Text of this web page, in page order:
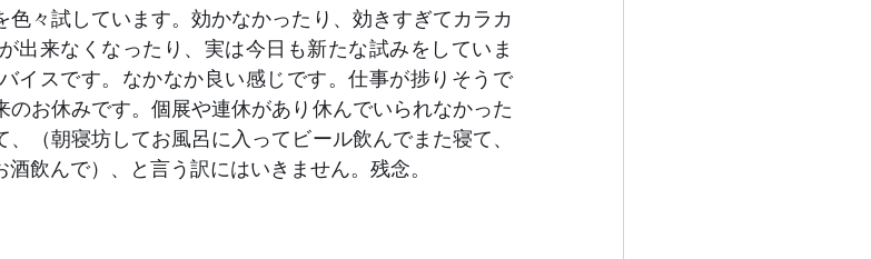
々試しています。効かなかったり、効きすぎてカラカ
出来なくなったり、実は今日も新たな試みをしていま
イスです。なかなか良い感じです。仕事が捗りそうで
お休みです。個展や連休があり休んでいられなかった
（朝寝坊してお風呂に入ってビール飲んでまた寝て、
飲んで）、と言う訳にはいきません。残念。